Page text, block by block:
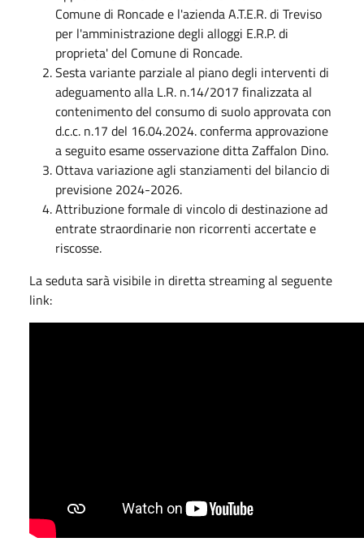
Comune di Roncade e l'azienda A.T.E.R. di Treviso
per l'amministrazione degli alloggi E.R.P. di
proprieta' del Comune di Roncade.
Sesta variante parziale al piano degli interventi di
adeguamento alla L.R. n.14/2017 finalizzata al
contenimento del consumo di suolo approvata con
d.c.c. n.17 del 16.04.2024. conferma approvazione
a seguito esame osservazione ditta Zaffalon Dino.
Ottava variazione agli stanziamenti del bilancio di
previsione 2024-2026.
Attribuzione formale di vincolo di destinazione ad
entrate straordinarie non ricorrenti accertate e
riscosse.
La seduta sarà visibile in diretta streaming al seguente
link: